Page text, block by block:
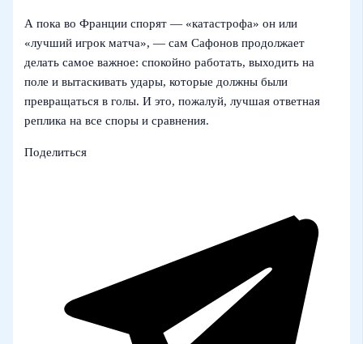
А пока во Франции спорят — «катастрофа» он или
«лучший игрок матча», — сам Сафонов продолжает
делать самое важное: спокойно работать, выходить на
поле и вытаскивать удары, которые должны были
превращаться в голы. И это, пожалуй, лучшая ответная
реплика на все споры и сравнения.
Поделиться